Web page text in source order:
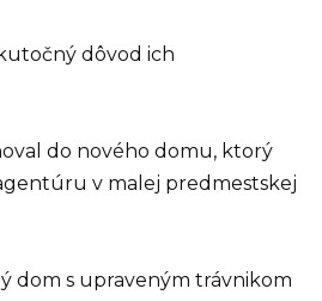
dôvod ich
do nového domu, ktorý
v malej predmestskej
dom s upraveným trávnikom